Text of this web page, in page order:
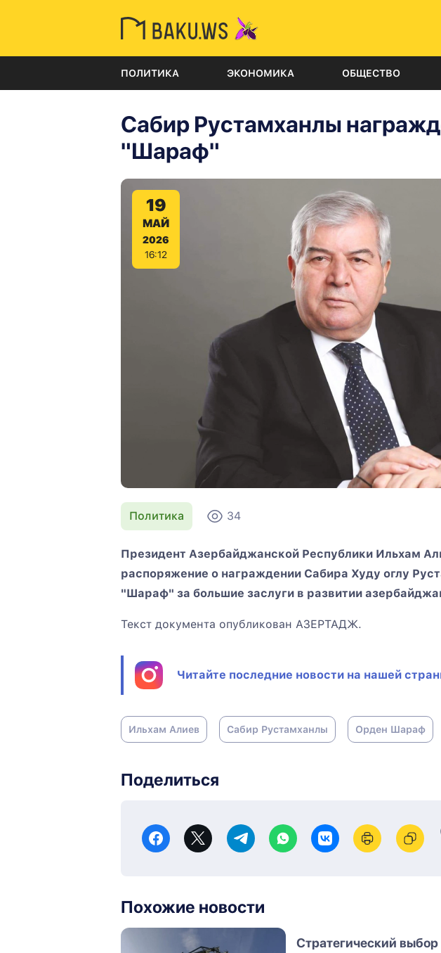
ПОЛИТИКА ЭКОНОМИКА ОБЩЕСТВО
Сабир Рустамханлы
"Шараф"
19
МАЙ
2026
16:12
Политика 34
Президент Азербайджанской Республики Ильхам
распоряжение о награждении Сабира Худу оглу
"Шараф" за большие заслуги в развитии
Текст документа опубликован АЗЕРТАДЖ.
Читайте последние новости на нашей
Ильхам Алиев Сабир Рустамханлы Орден Шараф
Поделиться
Похожие новости
Стратегический